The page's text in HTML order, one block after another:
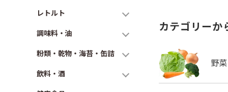
レトルト
調味料・油
粉類・乾物・海苔・缶詰
飲料・酒
カテゴリーか